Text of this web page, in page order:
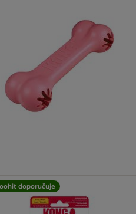
doporučuje